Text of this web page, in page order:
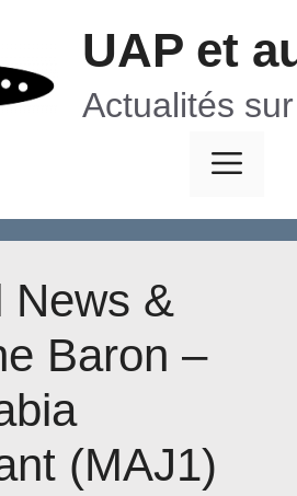
UAP et
Actualités
News &
Baron –
(MAJ1)